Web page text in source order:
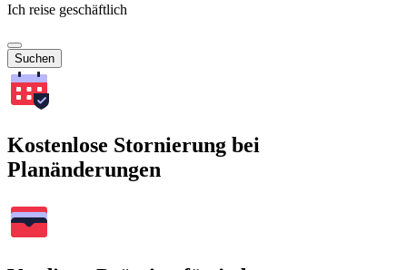
Ich reise geschäftlich
Suchen
Kostenlose Stornierung bei
Planänderungen